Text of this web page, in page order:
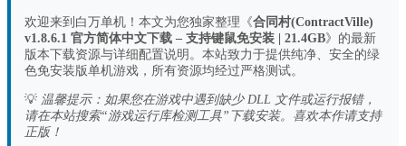
欢迎来到白万单机！本文为您独家整理《合同村(ContractVille)
v1.8.6.1 官方简体中文下载 – 支持键鼠免安装 | 21.4GB》的最新
版本下载资源与详细配置说明。本站致力于提供纯净、安全的绿
色免安装版单机游戏，所有资源均经过严格测试。
💡 温馨提示：如果您在游戏中遇到缺少 DLL 文件或运行报错，
请在本站搜索“游戏运行库检测工具”下载安装。喜欢本作请支持
正版！